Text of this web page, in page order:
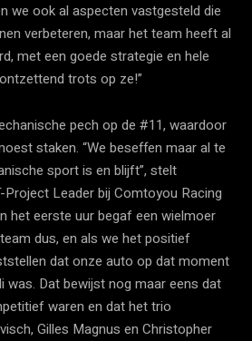
we ook al aspecten vastgesteld die
verbeteren, maar het team heeft al
met een goede strategie en hele
trots op ze!”
pech op de #11, waardoor
staken. “We beseffen maar al te
sport is en blijft”, stelt
Project Leader bij Comtoyou Racing
het eerste uur begaf een wielmoer
dus, en als we het positief
dat onze auto op dat moment
was. Dat bewijst nog maar eens dat
waren en dat het trio
Gilles Magnus en Christopher